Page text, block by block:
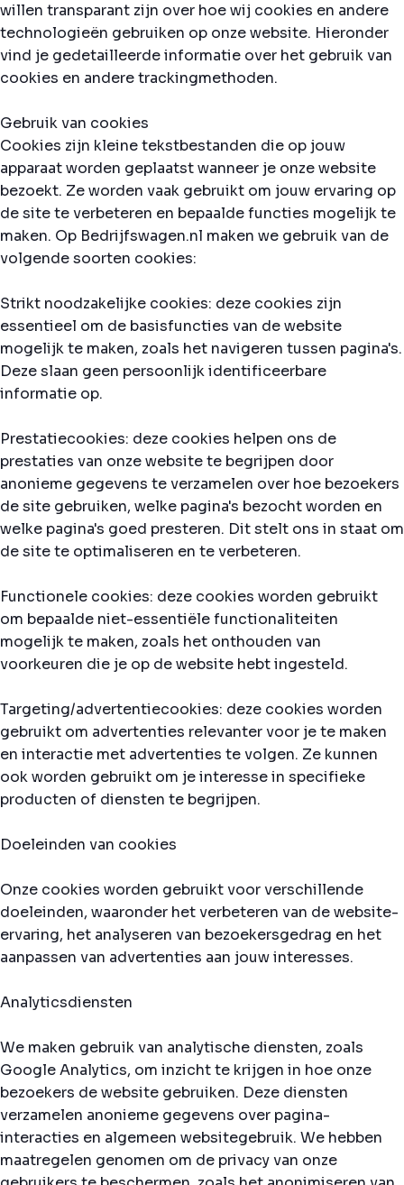
willen transparant zijn over hoe wij cookies en andere
technologieën gebruiken op onze website. Hieronder
vind je gedetailleerde informatie over het gebruik van
cookies en andere trackingmethoden.
Gebruik van cookies
Cookies zijn kleine tekstbestanden die op jouw
apparaat worden geplaatst wanneer je onze website
bezoekt. Ze worden vaak gebruikt om jouw ervaring op
de site te verbeteren en bepaalde functies mogelijk te
maken. Op Bedrijfswagen.nl maken we gebruik van de
volgende soorten cookies:
Strikt noodzakelijke cookies: deze cookies zijn
essentieel om de basisfuncties van de website
mogelijk te maken, zoals het navigeren tussen pagina's.
Deze slaan geen persoonlijk identificeerbare
informatie op.
Prestatiecookies: deze cookies helpen ons de
prestaties van onze website te begrijpen door
anonieme gegevens te verzamelen over hoe bezoekers
de site gebruiken, welke pagina's bezocht worden en
welke pagina's goed presteren. Dit stelt ons in staat om
de site te optimaliseren en te verbeteren.
Functionele cookies: deze cookies worden gebruikt
om bepaalde niet-essentiële functionaliteiten
mogelijk te maken, zoals het onthouden van
voorkeuren die je op de website hebt ingesteld.
Targeting/advertentiecookies: deze cookies worden
gebruikt om advertenties relevanter voor je te maken
en interactie met advertenties te volgen. Ze kunnen
ook worden gebruikt om je interesse in specifieke
producten of diensten te begrijpen.
Doeleinden van cookies
Onze cookies worden gebruikt voor verschillende
doeleinden, waaronder het verbeteren van de website-
ervaring, het analyseren van bezoekersgedrag en het
aanpassen van advertenties aan jouw interesses.
Analyticsdiensten
We maken gebruik van analytische diensten, zoals
Google Analytics, om inzicht te krijgen in hoe onze
bezoekers de website gebruiken. Deze diensten
verzamelen anonieme gegevens over pagina-
interacties en algemeen websitegebruik. We hebben
maatregelen genomen om de privacy van onze